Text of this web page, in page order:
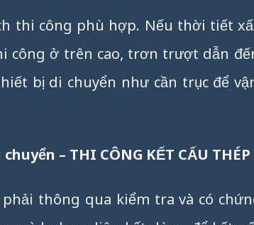
thi công phù hợp. Nếu thời tiết
công ở trên cao, trơn trượt dẫn
bị di chuyển như cần trục để
– THI CÔNG KẾT CẤU THÉP
thông qua kiểm tra và có